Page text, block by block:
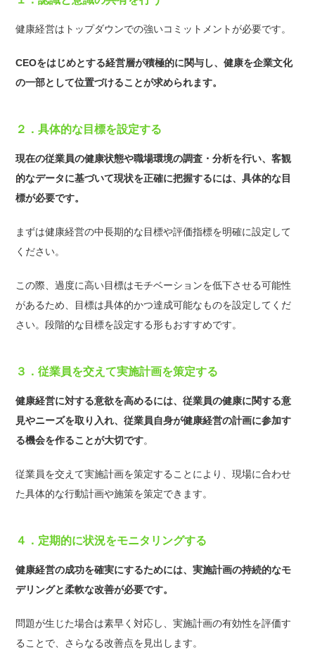
健康経営はトップダウンでの強いコミットメントが必要です。
CEOをはじめとする経営層が積極的に関与し、健康を企業文化
の一部として位置づけることが求められます。
２．具体的な目標を設定する
現在の従業員の健康状態や職場環境の調査・分析を行い、客観
的なデータに基づいて現状を正確に把握するには、具体的な目
標が必要です。
まずは健康経営の中長期的な目標や評価指標を明確に設定して
ください。
この際、過度に高い目標はモチベーションを低下させる可能性
があるため、目標は具体的かつ達成可能なものを設定してくだ
さい。段階的な目標を設定する形もおすすめです。
３．従業員を交えて実施計画を策定する
健康経営に対する意欲を高めるには、従業員の健康に関する意
見やニーズを取り入れ、従業員自身が健康経営の計画に参加す
る機会を作ることが大切です。
従業員を交えて実施計画を策定することにより、現場に合わせ
た具体的な行動計画や施策を策定できます。
４．定期的に状況をモニタリングする
健康経営の成功を確実にするためには、実施計画の持続的なモ
デリングと柔軟な改善が必要です。
問題が生じた場合は素早く対応し、実施計画の有効性を評価す
ることで、さらなる改善点を見出します。